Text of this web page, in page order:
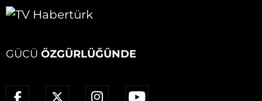
GÜCÜ ÖZGÜRLÜĞÜNDE